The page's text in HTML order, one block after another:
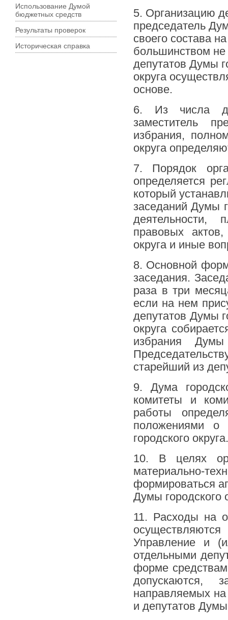
5. Организацию
председатель
своего состава
большинством не
депутатов Думы
округа
основе.
6. Из числа
заместитель
избрания,
округа
7. Порядок
определяется
который
заседаний Думы
деятельности,
правовых
округа и иные
8. Основной
заседания.
раза в три
если на нем
депутатов Думы
округа
избрания
старейший из
9. Дума
комитеты и
работы
положениями о
городского округа.
10. В целях
материально-
формироваться
Думы
11. Расходы на
Управление и
отдельными
форме
допускаются,
направляемых на
и депутатов Думы
Использование Думой
бюджетных средств
Результаты проверок
Историческая справка